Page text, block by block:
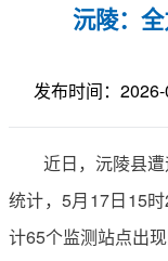
沅陵：
发布时间：
近日，沅陵县
统计，5月17日15
计65个监测站点出